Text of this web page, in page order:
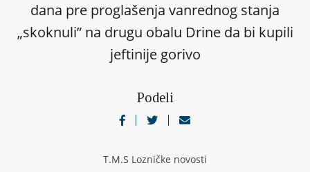
dana pre proglašenja vanrednog stanja
„skoknuli” na drugu obalu Drine da bi kupili
jeftinije gorivo
Podeli
T.M.S Lozničke novosti